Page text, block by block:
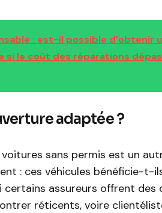
: est-il possible d’obtenir
le coût des réparations
adaptée ?
sans permis est un
: ces véhicules bénéficie-t-
certains assureurs offrent des
réticents, voire